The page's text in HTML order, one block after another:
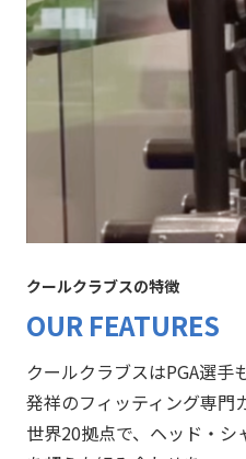
クールクラブスの特徴
OUR FEATURES
クールクラブスはPGA選手
発祥のフィッティング専門
世界20拠点で、ヘッド・